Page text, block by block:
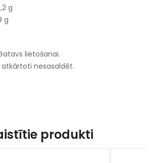
g
g
lietošanai.
nesasaldēt.
produkti